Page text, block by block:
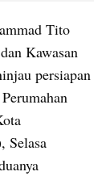
Tito
Kawasan
persiapan
Selasa